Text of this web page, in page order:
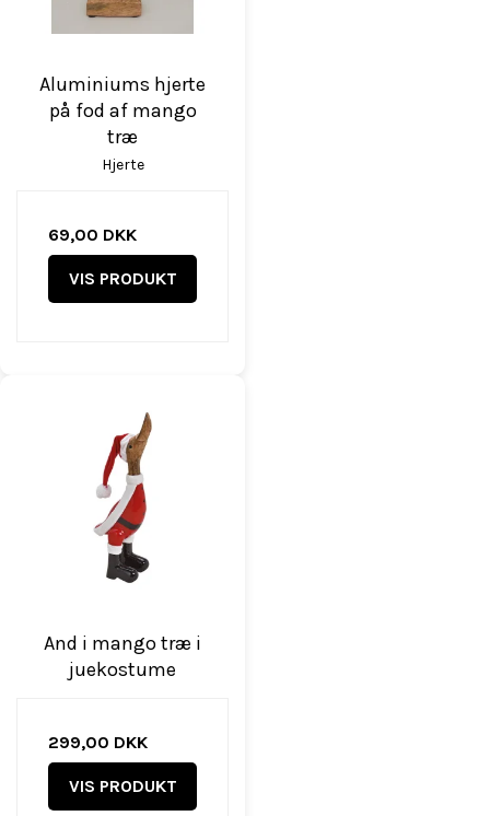
Aluminiums hjerte
på fod af mango
træ
Hjerte
69,00 DKK
VIS PRODUKT
And i mango træ i
juekostume
299,00 DKK
VIS PRODUKT